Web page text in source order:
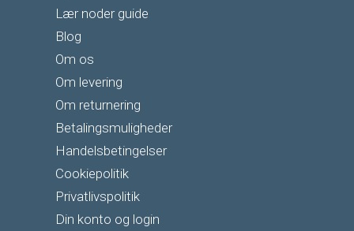
Lær noder guide
Blog
Om os
Om levering
Om returnering
Betalingsmuligheder
Handelsbetingelser
Cookiepolitik
Privatlivspolitik
Din konto og login